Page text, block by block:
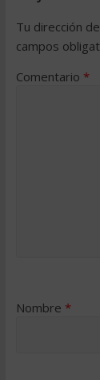
Tu dirección
campos
Comentario *
Nombre *